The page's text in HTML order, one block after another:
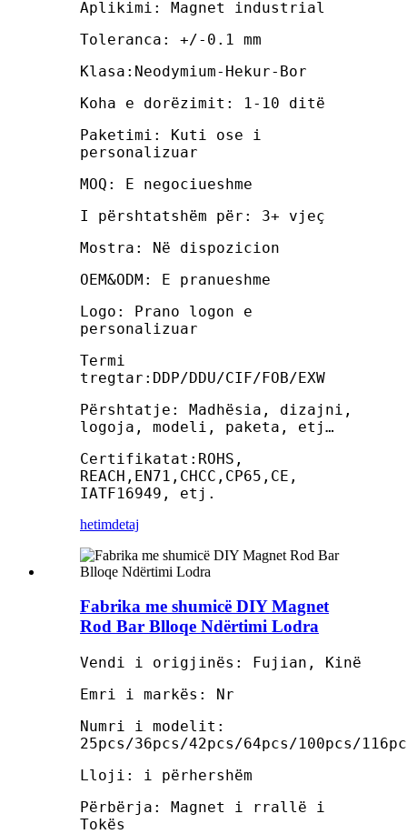
Aplikimi: Magnet industrial
Toleranca: +/-0.1 mm
Klasa:Neodymium-Hekur-Bor
Koha e dorëzimit: 1-10 ditë
Paketimi: Kuti ose i
personalizuar
MOQ: E negociueshme
I përshtatshëm për: 3+ vjeç
Mostra: Në dispozicion
OEM&ODM: E pranueshme
Logo: Prano logon e
personalizuar
Termi
tregtar:DDP/DDU/CIF/FOB/EXW
Përshtatje: Madhësia, dizajni,
logoja, modeli, paketa, etj…
Certifikatat:ROHS,
REACH,EN71,CHCC,CP65,CE,
IATF16949, etj.
hetimdetaj
Fabrika me shumicë DIY Magnet
Rod Bar Blloqe Ndërtimi Lodra
Vendi i origjinës: Fujian, Kinë
Emri i markës: Nr
Numri i modelit:
25pcs/36pcs/42pcs/64pcs/100pcs/
Lloji: i përhershëm
Përbërja: Magnet i rrallë i
Tokës